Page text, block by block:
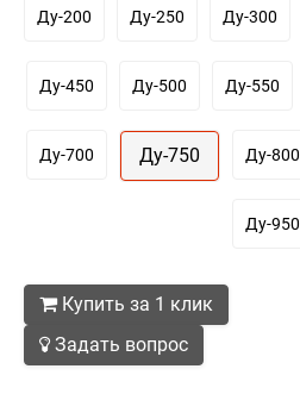
Ду-200 Ду-250 Ду-300
Ду-450 Ду-500 Ду-550
Ду-700 Ду-750 Ду-800
Ду-950
Купить за 1 клик
Задать вопрос